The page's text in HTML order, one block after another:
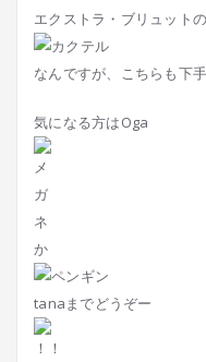
エクストラ・ブリュット
なんですが、こちらも下
気になる方はOga
か
tanaまでどうぞー